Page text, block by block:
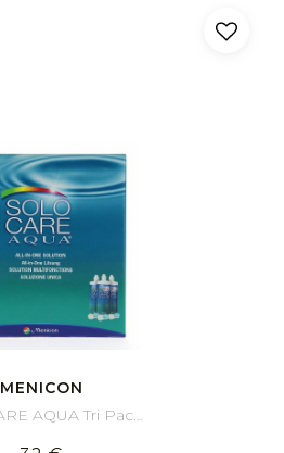
MENICON
SOLOCARE AQUA Tri Pack 3x360 ml